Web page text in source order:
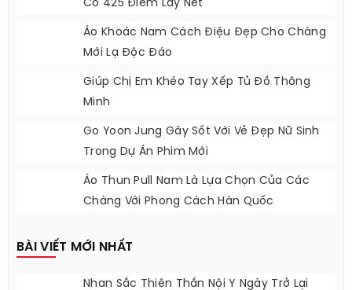
Giản Phong Cách
Sony Ra A6300 Dùng Cảm Biến 24 ‘chấm’,
Có 425 Điểm Lấy Nét
Áo Khoác Nam Cách Điệu Đẹp Cho Chàng
Mới Lạ Độc Đáo
Giúp Chị Em Khéo Tay Xếp Tủ Đồ Thông
Minh
Go Yoon Jung Gây Sốt Với Vẻ Đẹp Nữ Sinh
Trong Dự Án Phim Mới
Chàng Với Phong Cách Hàn Quốc